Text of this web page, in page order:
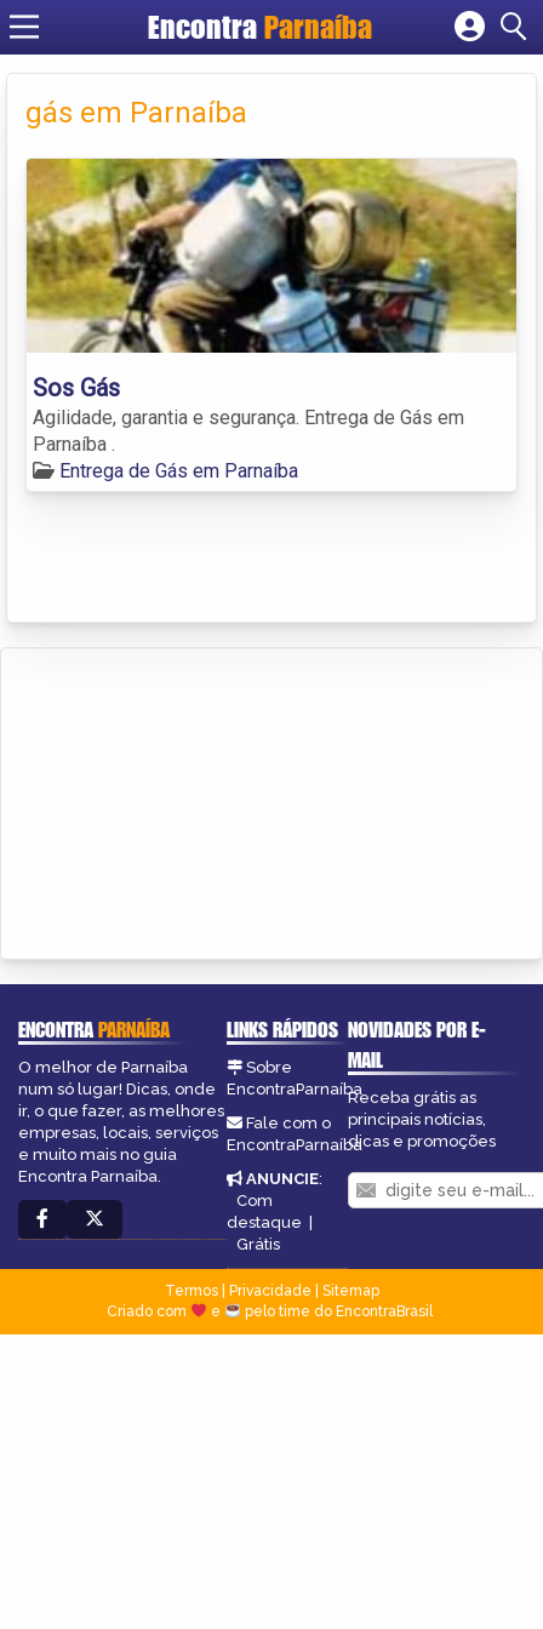
Encontra Parnaíba
Cadastrar empresa
gás em Parnaíba
Sos Gás
Agilidade, garantia e segurança. Entrega de Gás em
Parnaíba .
Entrega de Gás em Parnaíba
ENCONTRAPARNAÍBA
O melhor de Parnaíba
num só lugar! Dicas, onde
ir, o que fazer, as melhores
empresas, locais, serviços
e muito mais no guia
Encontra Parnaíba.
LINKS RÁPIDOS
Sobre
EncontraParnaíba
Fale com o
EncontraParnaíba
ANUNCIE:
Com
destaque |
Grátis
NOVIDADES POR E-
MAIL
Receba grátis as
principais notícias,
dicas e promoções
Termos| Privacidade
Sitemap
Criado com
e pelo time do EncontraBrasil